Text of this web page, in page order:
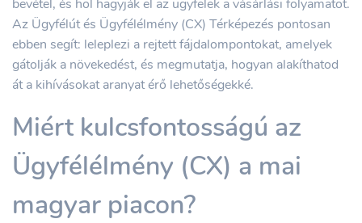
bevétel, és hol hagyják el az ügyfelek a vásárlási folyamatot.
Az Ügyfélút és Ügyfélélmény (CX) Térképezés pontosan
ebben segít: leleplezi a rejtett fájdalompontokat, amelyek
gátolják a növekedést, és megmutatja, hogyan alakíthatod
át a kihívásokat aranyat érő lehetőségekké.
Miért kulcsfontosságú az
Ügyfélélmény (CX) a mai
magyar piacon?